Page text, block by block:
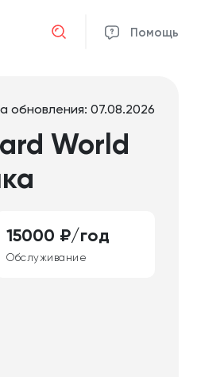
Помощь
Отмена
обновления: 07.08.2026
World
15000 ₽/год
Обслуживание